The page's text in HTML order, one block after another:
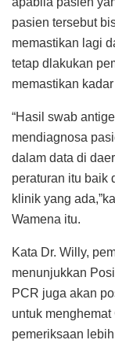
pasien tersebut
memastikan lagi
tetap dlakukan
memastikan
“Hasil swab
mendiagnosa
dalam data di
peraturan itu baik
klinik yang
Wamena itu.
Kata Dr. Willy,
menunjukkan
PCR juga akan
untuk
pemeriksaan